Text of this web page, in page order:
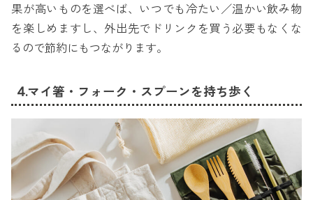
果が高いものを選べば、いつでも冷たい／温かい飲み物
を楽しめますし、外出先でドリンクを買う必要もなくな
るので節約にもつながります。
4.マイ箸・フォーク・スプーンを持ち歩く